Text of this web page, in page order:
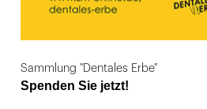
Sammlung "Dentales Erbe"
Spenden Sie jetzt!